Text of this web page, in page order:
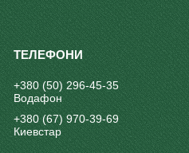
+380 (50) 296-45-35
Водафон
+380 (67) 970-39-69
Киевстар